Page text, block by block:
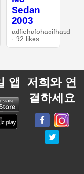
Sedan
2003
adfiehafohaoifhasd
· 92 likes
앱 저희와 연
결하세요